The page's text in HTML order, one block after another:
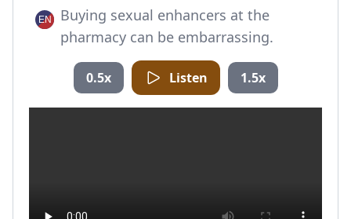
Buying sexual enhancers at the
pharmacy can be embarrassing.
0.5x Listen 1.5x